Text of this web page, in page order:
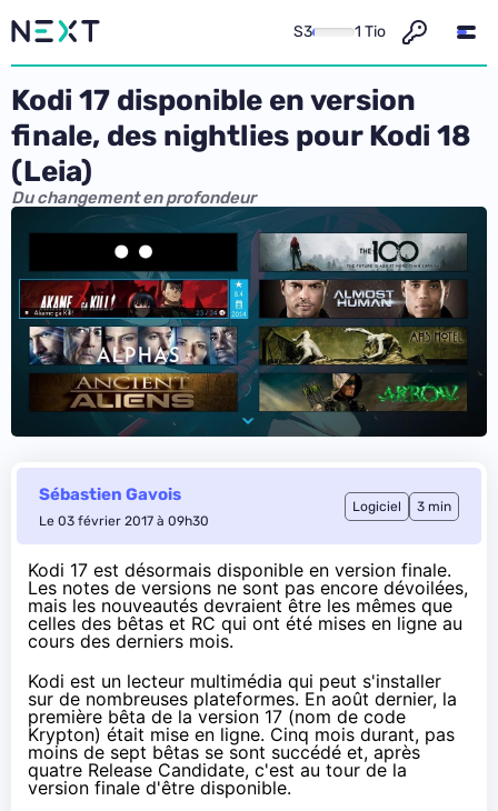
S3 1 Tio
Kodi 17 disponible en version
finale, des nightlies pour Kodi 18
(Leia)
Du changement en profondeur
Sébastien Gavois
Le 03 février 2017 à 09h30
Logiciel 3 min
Kodi 17 est désormais disponible en version finale.
Les notes de versions ne sont pas encore dévoilées,
mais les nouveautés devraient être les mêmes que
celles des bêtas et RC qui ont été mises en ligne au
cours des derniers mois.
Kodi est un lecteur multimédia qui peut s'installer
sur de nombreuses plateformes. En août dernier, la
première bêta de la version 17 (nom de code
Krypton) était mise en ligne. Cinq mois durant, pas
moins de sept bêtas se sont succédé et, après
quatre Release Candidate, c'est au tour de la
version finale d'être disponible.